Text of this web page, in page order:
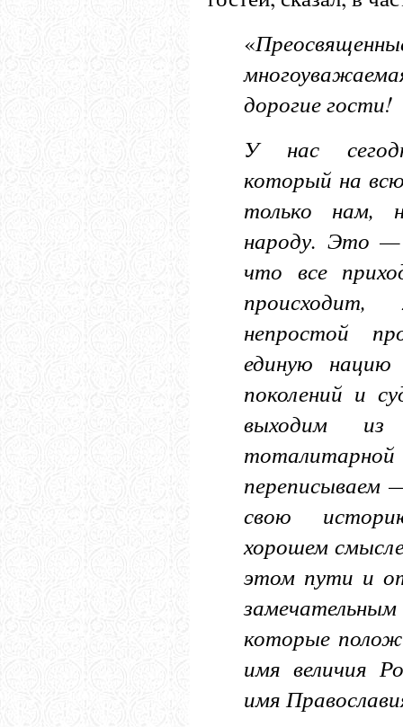
«
дорогие гости!
У нас
который на
только нам,
народу. Это
что все
непростой
единую нацию
поколений и
выходим из
свою
хорошем
этом пути и
которые
имя величия
имя